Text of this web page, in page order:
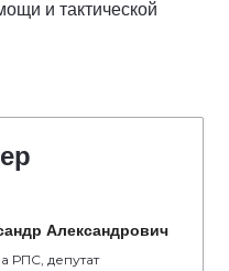
и тактической
Александрович
РПС, депутат